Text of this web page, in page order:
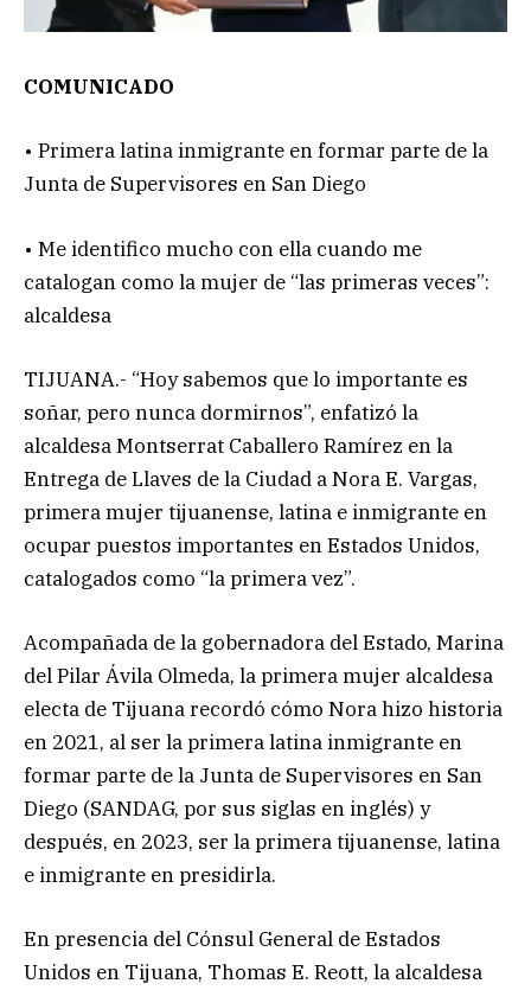
COMUNICADO
• Primera latina inmigrante en formar parte de la
Junta de Supervisores en San Diego
• Me identifico mucho con ella cuando me
catalogan como la mujer de “las primeras veces”:
alcaldesa
TIJUANA.- “Hoy sabemos que lo importante es
soñar, pero nunca dormirnos”, enfatizó la
alcaldesa Montserrat Caballero Ramírez en la
Entrega de Llaves de la Ciudad a Nora E. Vargas,
primera mujer tijuanense, latina e inmigrante en
ocupar puestos importantes en Estados Unidos,
catalogados como “la primera vez”.
Acompañada de la gobernadora del Estado, Marina
del Pilar Ávila Olmeda, la primera mujer alcaldesa
electa de Tijuana recordó cómo Nora hizo historia
en 2021, al ser la primera latina inmigrante en
formar parte de la Junta de Supervisores en San
Diego (SANDAG, por sus siglas en inglés) y
después, en 2023, ser la primera tijuanense, latina
e inmigrante en presidirla.
En presencia del Cónsul General de Estados
Unidos en Tijuana, Thomas E. Reott, la alcaldesa